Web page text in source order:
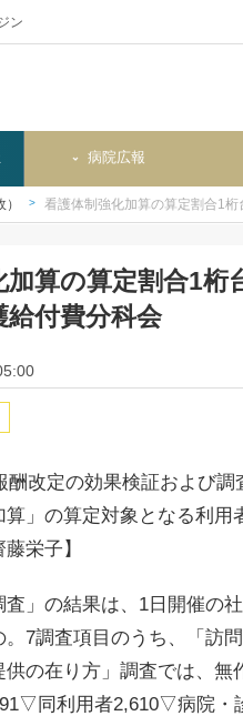
ン
病院広報
看護体制強化加算の算定割合1桁
加算の算定割合1桁
給付費分科会
改定の効果検証および調
算」の算定対象となる利
栄子】
」の結果は、1日開催の
7調査項目のうち、「訪
供の在り方」調査では、
同利用者2,610▽病院